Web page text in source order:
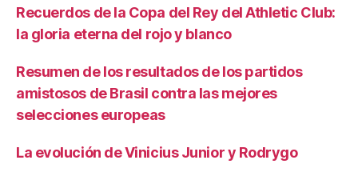
Recuerdos de la Copa del Rey del Athletic Club:
la gloria eterna del rojo y blanco
Resumen de los resultados de los partidos
amistosos de Brasil contra las mejores
selecciones europeas
La evolución de Vinicius Junior y Rodrygo